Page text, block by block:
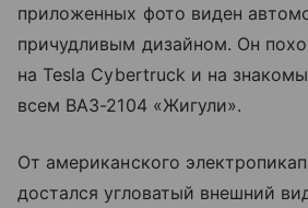
приложенных фото виден
причудливым дизайном. Он
на Tesla Cybertruck и на
всем ВАЗ-2104 «Жигули».
От американского
достался угловатый внешний